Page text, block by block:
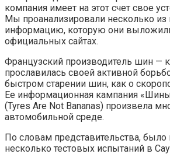
компания имеет на этот счет свое
Мы проанализировали несколько из
информацию, которую они
официальных сайтах.
Французский производитель шин —
прославилась своей активной
быстром старении шин, как о
Ее информационная кампания
(Tyres Are Not Bananas) произвела
автомобильной среде.
По словам представительства, было
несколько тестовых испытаний в